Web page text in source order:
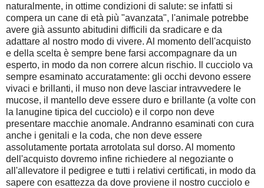
naturalmente, in ottime condizioni di salute: se infatti si
compera un cane di età più "avanzata", l'animale potrebbe
avere già assunto abitudini difficili da sradicare e da
adattare al nostro modo di vivere. Al momento dell'acquisto
e della scelta è sempre bene farsi accompagnare da un
esperto, in modo da non correre alcun rischio. Il cucciolo va
sempre esaminato accuratamente: gli occhi devono essere
vivaci e brillanti, il muso non deve lasciar intravvedere le
mucose, il mantello deve essere duro e brillante (a volte con
la lanugine tipica del cucciolo) e il corpo non deve
presentare macchie anomale. Andranno esaminati con cura
anche i genitali e la coda, che non deve essere
assolutamente portata arrotolata sul dorso. Al momento
dell'acquisto dovremo infine richiedere al negoziante o
all'allevatore il pedigree e tutti i relativi certificati, in modo da
sapere con esattezza da dove proviene il nostro cucciolo e